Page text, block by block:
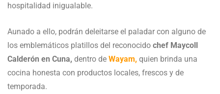
hospitalidad inigualable.
Aunado a ello, podrán deleitarse el paladar con alguno de
los emblemáticos platillos del reconocido chef Maycoll
Calderón en Cuna, dentro de Wayam, quien brinda una
cocina honesta con productos locales, frescos y de
temporada.